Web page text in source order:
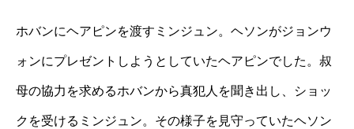
ホバンにヘアピンを渡すミンジュン。ヘソンがジョンウ
ォンにプレゼントしようとしていたヘアピンでした。叔
母の協力を求めるホバンから真犯人を聞き出し、ショッ
クを受けるミンジュン。その様子を見守っていたヘソン